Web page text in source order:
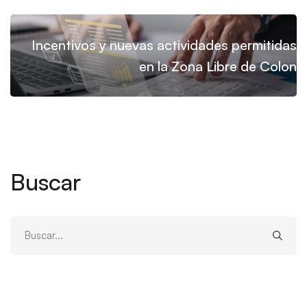
Incentivos y nuevas actividades permitidas
en la Zona Libre de Colon
Buscar